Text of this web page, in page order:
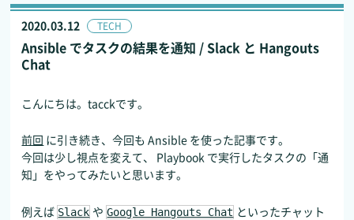
2020.03.12 TECH
Ansible でタスクの結果を通知 / Slack と Hangouts
Chat
こんにちは。tacckです。
前回 に引き続き、今回も Ansible を使った記事です。
今回は少し視点を変えて、 Playbook で実行したタスクの「通
知」をやってみたいと思います。
例えば Slack や Google Hangouts Chat といったチャット